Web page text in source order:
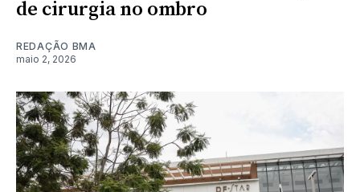
de cirurgia no ombro
REDAÇÃO BMA
maio 2, 2026